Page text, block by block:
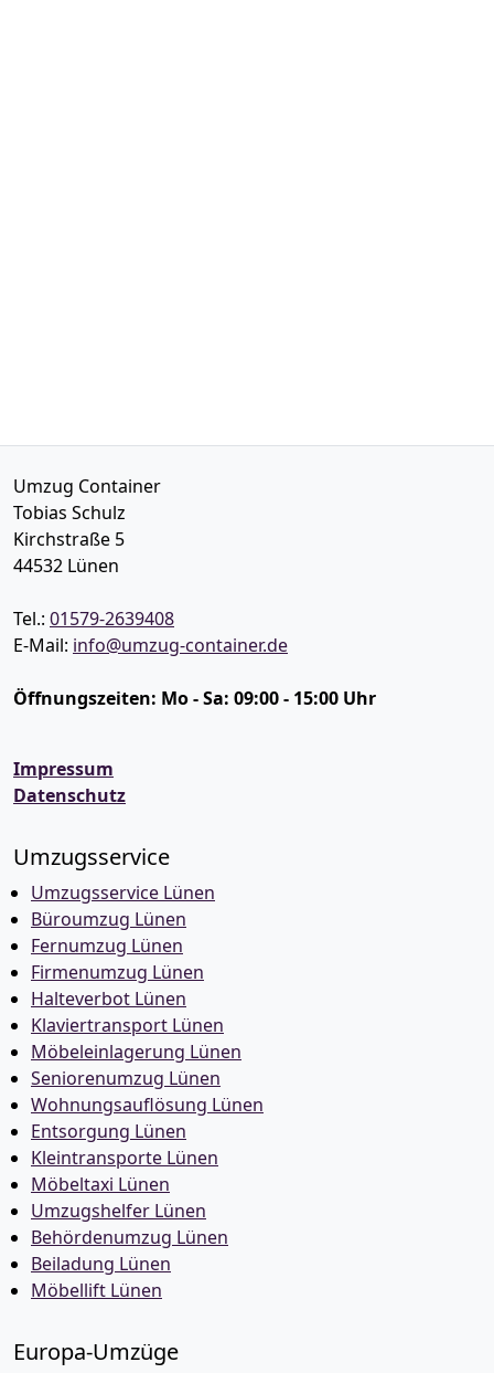
Umzug Container
Tobias Schulz
Kirchstraße 5
44532 Lünen
Tel.: 01579-2639408
E-Mail: info@umzug-container.de
Öffnungszeiten: Mo - Sa: 09:00 - 15:00 Uhr
Impressum
Datenschutz
Umzugsservice
Umzugsservice Lünen
Büroumzug Lünen
Fernumzug Lünen
Firmenumzug Lünen
Halteverbot Lünen
Klaviertransport Lünen
Möbeleinlagerung Lünen
Seniorenumzug Lünen
Wohnungsauflösung Lünen
Entsorgung Lünen
Kleintransporte Lünen
Möbeltaxi Lünen
Umzugshelfer Lünen
Behördenumzug Lünen
Beiladung Lünen
Möbellift Lünen
Europa-Umzüge